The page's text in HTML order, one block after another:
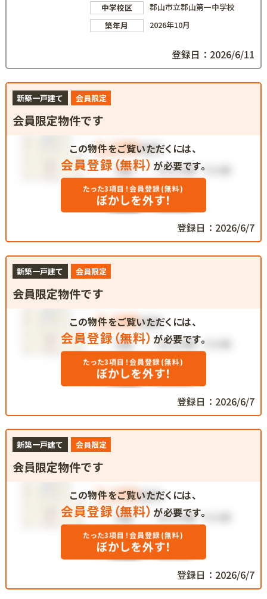
中学校区
郡山市立郡山第一中学校
築年月
2026年10月
登録日：2026/6/11
新築一戸建て 会員限定
会員限定物件です
この物件をご覧いただくには、
会員登録（無料） が必要です。
たった3項目！会員登録(無料)
ぼかしを外す！
登録日：2026/6/7
新築一戸建て 会員限定
会員限定物件です
この物件をご覧いただくには、
会員登録（無料） が必要です。
たった3項目！会員登録(無料)
ぼかしを外す！
登録日：2026/6/7
新築一戸建て 会員限定
会員限定物件です
この物件をご覧いただくには、
会員登録（無料） が必要です。
たった3項目！会員登録(無料)
ぼかしを外す！
登録日：2026/6/7